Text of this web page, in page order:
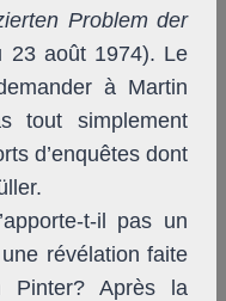
Problem der
23 août 1974). Le
à Martin
tout simplement
d’enquêtes dont
t-il pas un
révélation faite
Pinter? Après la